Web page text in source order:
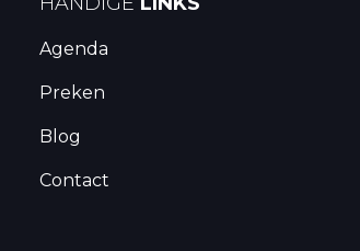
Agenda
Preken
Blog
Contact